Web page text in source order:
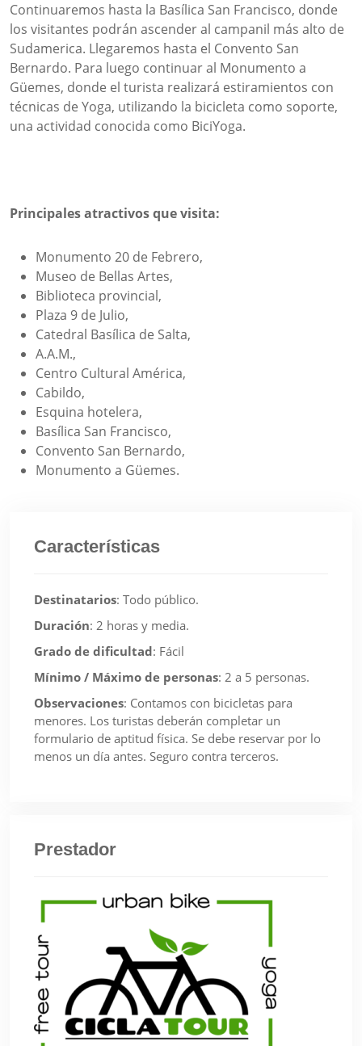
Continuaremos hasta la Basílica San Francisco, donde
los visitantes podrán ascender al campanil más alto de
Sudamerica. Llegaremos hasta el Convento San
Bernardo. Para luego continuar al Monumento a
Güemes, donde el turista realizará estiramientos con
técnicas de Yoga, utilizando la bicicleta como soporte,
una actividad conocida como BiciYoga.
Principales atractivos que visita:
Monumento 20 de Febrero,
Museo de Bellas Artes,
Biblioteca provincial,
Plaza 9 de Julio,
Catedral Basílica de Salta,
A.A.M.,
Centro Cultural América,
Cabildo,
Esquina hotelera,
Basílica San Francisco,
Convento San Bernardo,
Monumento a Güemes.
Características
Destinatarios: Todo público.
Duración: 2 horas y media.
Grado de dificultad: Fácil
Mínimo / Máximo de personas: 2 a 5 personas.
Observaciones: Contamos con bicicletas para
menores. Los turistas deberán completar un
formulario de aptitud física. Se debe reservar por lo
menos un día antes. Seguro contra terceros.
Prestador